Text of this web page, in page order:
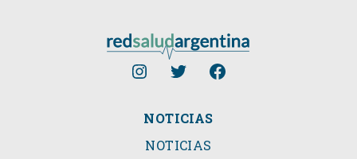
NOTICIAS
NOTICIAS